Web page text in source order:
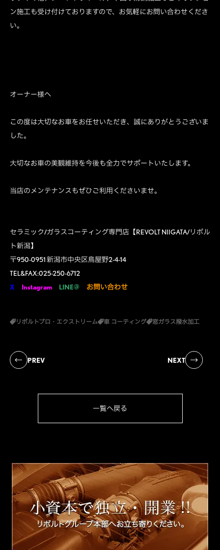
ン施工も受け付けておりますので、お気軽にお問い合わせくださ
い。
オーナー様へ
この度は大切なお車をお任せいただき、誠にありがとうございま
した。
大切なお車の美観維持を今後も全力でサポートいたします。
当店のメンテナンスもぜひご利用くださいませ。
セラミック/ガラスコーティング専門店【REVOLT NIIGATA/リボル
ト新潟】
〒950-0951 新潟市中央区鳥屋野2-4-14
TEL&FAX:025-250-6712
X
Instagram LINE@ お問い合わせ
リボルトプロ・エクストリーム 車 コーティング 窓ガラス撥水加工
PREV NEXT
一覧へ戻る